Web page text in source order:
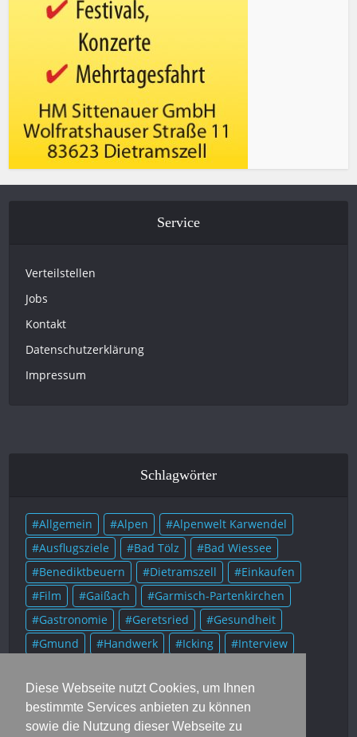
Diese Webseite nutzt Cookies, um Ihnen
bestimmte Services anbieten zu können
sowie die Nutzung dieser Webseite zu
Service
Verteilstellen
Jobs
Kontakt
Datenschutzerklärung
Impressum
Schlagwörter
Allgemein Alpen
Alpenwelt Karwendel
Ausflugsziele
Bad Tölz
Bad Wiessee
Benediktbeuern
Dietramszell
Einkaufen
Film
Gaißach
Garmisch-Partenkirchen
Gastronomie
Geretsried
Gesundheit
Gmund
Handwerk Icking
Interview
Mittenwald
Murnau Museum
München
Münsing
Oberammergau